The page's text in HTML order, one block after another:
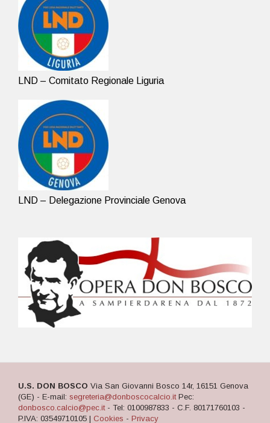
LND – Comitato Regionale Liguria
LND – Delegazione Provinciale Genova
U.S. DON BOSCO Via San Giovanni Bosco 14r, 16151 Genova
(GE) - E-mail: segreteria@donboscocalcio.itPec:
donbosco.calcio@pec.it- Tel: 0100987833 - C.F. 80171760103 -
P.IVA: 03549710105 | Cookies - Privacy